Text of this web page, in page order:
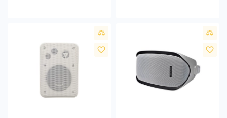
favorite_border favorite_border